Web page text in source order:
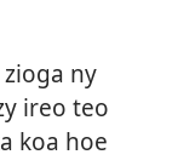
ny
ireo teo
koa hoe